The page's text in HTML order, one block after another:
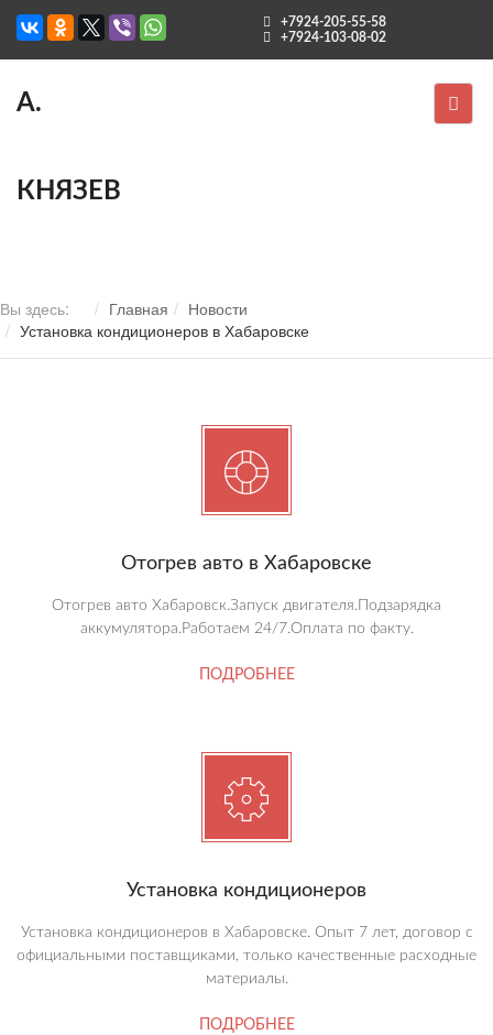
+7924-205-55-58
+7924-103-08-02
А.
КНЯЗЕВ
Вы здесь: Главная
Новости
Установка кондиционеров в Хабаровске
Отогрев авто в Хабаровске
Отогрев авто Хабаровск.Запуск двигателя.Подзарядка
аккумулятора.Работаем 24/7.Оплата по факту.
ПОДРОБНЕЕ
Установка кондиционеров
Установка кондиционеров в Хабаровске. Опыт 7 лет, договор с
официальными поставщиками, только качественные расходные
материалы.
ПОДРОБНЕЕ